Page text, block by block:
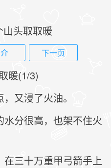
头取取暖
下一页
暖(1/3)
又浸了火油。
分很高，也架不住火
三十万重甲弓箭手上